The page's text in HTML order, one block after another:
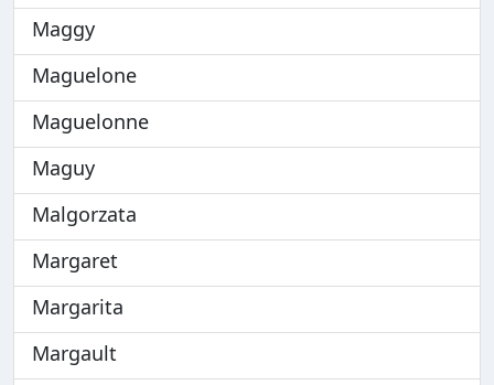
Maggy
Maguelone
Maguelonne
Maguy
Malgorzata
Margaret
Margarita
Margault